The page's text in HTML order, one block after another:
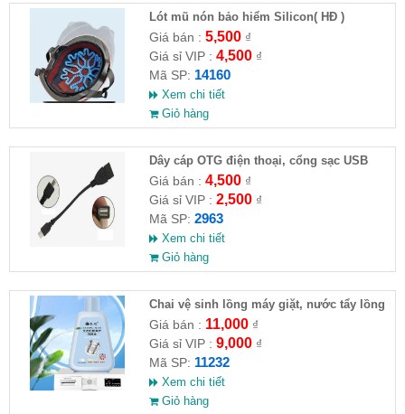
Lót mũ nón bảo hiểm Silicon( HĐ )
Giá bán : 5,500₫
Giá sỉ VIP : 4,500₫
Mã SP: 14160
Xem chi tiết
Giỏ hàng
Dây cáp OTG điện thoại, cổng sạc USB
Giá bán : 4,500₫
Giá sỉ VIP : 2,500₫
Mã SP: 2963
Xem chi tiết
Giỏ hàng
Chai vệ sinh lồng máy giặt, nước tẩy lồng
máy giặt CLEANING FLUID
Giá bán : 11,000₫
Giá sỉ VIP : 9,000₫
Mã SP: 11232
Xem chi tiết
Giỏ hàng